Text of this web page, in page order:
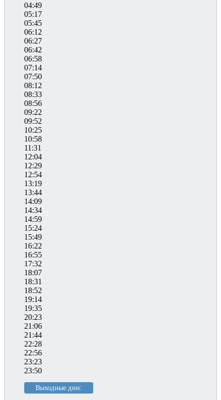
04:49
05:17
05:45
06:12
06:27
06:42
06:58
07:14
07:50
08:12
08:33
08:56
09:22
09:52
10:25
10:58
11:31
12:04
12:29
12:54
13:19
13:44
14:09
14:34
14:59
15:24
15:49
16:22
16:55
17:32
18:07
18:31
18:52
19:14
19:35
20:23
21:06
21:44
22:28
22:56
23:23
23:50
Выходные дни: